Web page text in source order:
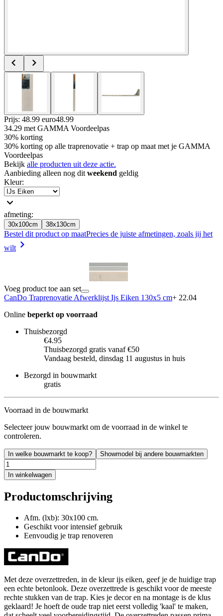
Prijs: 48.99 euro48.99
34.29 met GAMMA Voordeelpas
30% korting
30% korting op alle traprenovatie + trap op maat met je GAMMA
Voordeelpas
Bekijk alle producten uit deze actie.
Aanbieding alleen nog dit weekend geldig
Kleur:
afmeting:
30x100cm 38x130cm
Bestel dit product op maatPrecies de juiste afmetingen, zoals jij het
wilt
Voeg product toe aan set
CanDo Traprenovatie Afwerklijst Ijs Eiken 130x5 cm+ 22.04
Online beperkt op voorraad
Thuisbezorgd
€4.95
Thuisbezorgd gratis vanaf €50
Vandaag besteld, dinsdag 11 augustus in huis
Bezorgd in bouwmarkt
gratis
Voorraad in de bouwmarkt
Selecteer jouw bouwmarkt om de voorraad in de winkel te
controleren.
In welke bouwmarkt te koop? Showmodel bij andere bouwmarkten
In winkelwagen
Productomschrijving
Afm. (lxb): 30x100 cm.
Geschikt voor intensief gebruik
Eenvoudig je trap renoveren
Met deze overzettreden, in de kleur ijs eiken, geef je de huidige trap
een echte betonlook. Deze overzettrede is geschikt voor de meeste
rechte stukken van de trap. Kies je decor en na montage is de klus
geklaard! Je hoeft de oude trap niet eerst volledig 'kaal' te maken,